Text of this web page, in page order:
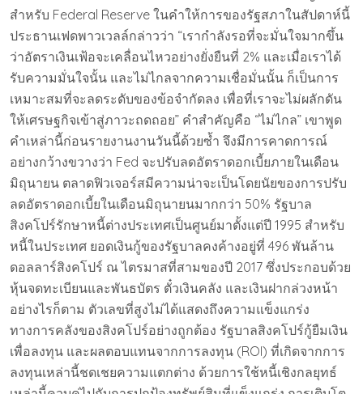
สำหรับ Federal Reserve ในคำให้การของรัฐสภาในสัปดาห์นี้
ประธานเฟดพาวเวลล์กล่าวว่า “เรากำลังรอที่จะมั่นใจมากขึ้น
ว่าอัตราเงินเฟ้อจะเคลื่อนไหวอย่างยั่งยืนที่ 2% และเมื่อเราได้
รับความมั่นใจนั้น และไม่ไกลจากความเชื่อมั่นนั้น ก็เป็นการ
เหมาะสมที่จะลดระดับของข้อจำกัดลง เพื่อที่เราจะไม่ผลักดัน
ให้เศรษฐกิจเข้าสู่ภาวะถดถอย” คำสำคัญคือ “ไม่ไกล” เขาพูด
คำเหล่านี้ก่อนรายงานงานวันนี้ด้วยซ้ำ จึงมีการคาดการณ์
อย่างกว้างขวางว่า Fed จะปรับลดอัตราดอกเบี้ยภายในเดือน
มิถุนายน ตลาดฟิวเจอร์สมีความน่าจะเป็นโดยนัยของการปรับ
ลดอัตราดอกเบี้ยในเดือนมิถุนายนมากกว่า 50% รัฐบาล
สิงคโปร์รักษาหนี้ต่างประเทศเป็นศูนย์มาตั้งแต่ปี 1995 สำหรับ
หนี้ในประเทศ ยอดเงินกู้ของรัฐบาลคงค้างอยู่ที่ 496 พันล้าน
ดอลลาร์สิงคโปร์ ณ ไตรมาสที่สามของปี 2017 ซึ่งประกอบด้วย
หุ้นจดทะเบียนและพันธบัตร ตั๋วเงินคลัง และเงินฝากล่วงหน้า
อย่างไรก็ตาม ตัวเลขที่สูงไม่ได้แสดงถึงความแข็งแกร่ง
ทางการคลังของสิงคโปร์อย่างถูกต้อง รัฐบาลสิงคโปร์กู้ยืมเงิน
เพื่อลงทุน และผลตอบแทนจากการลงทุน (ROI) ที่เกิดจากการ
ลงทุนเหล่านี้ชดเชยความแตกต่าง ด้วยการใช้หนี้เชิงกลยุทธ์